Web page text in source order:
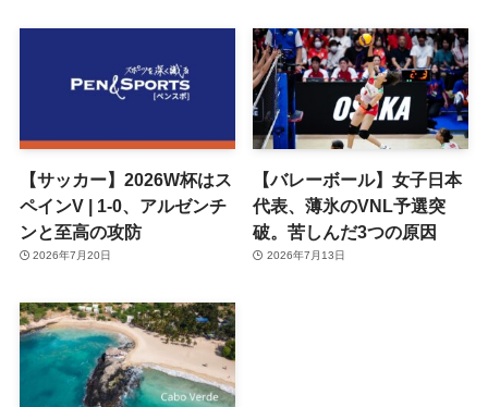
【サッカー】2026W杯はス
ペインV | 1-0、アルゼンチ
ンと至高の攻防
2026年7月20日
【バレーボール】女子日本
代表、薄氷のVNL予選突
破。苦しんだ3つの原因
2026年7月13日